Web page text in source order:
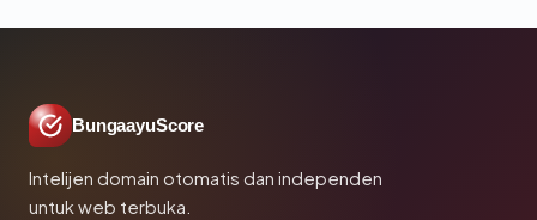
BungaayuScore
Intelijen domain otomatis dan independen
untuk web terbuka.